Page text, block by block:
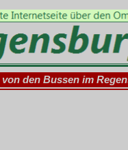
den Bussen im